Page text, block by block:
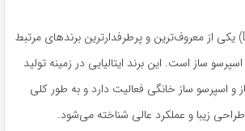
برند دلونگی (De’Longhi) یکی از معروف‌ترین و پرطرفدارترین برندهای مرتبط
ساز است. این برند ایتالیایی در زمینه تولید
و اسپرسو ساز خانگی فعالیت دارد و به طور کلی
زیبا و عملکرد عالی شناخته می‌شود.